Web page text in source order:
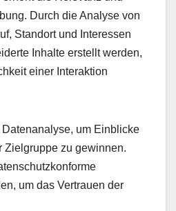
Durch die Analyse von
Standort und Interessen
Inhalte erstellt werden,
einer Interaktion
um Einblicke
Zielgruppe zu gewinnen.
um das Vertrauen der